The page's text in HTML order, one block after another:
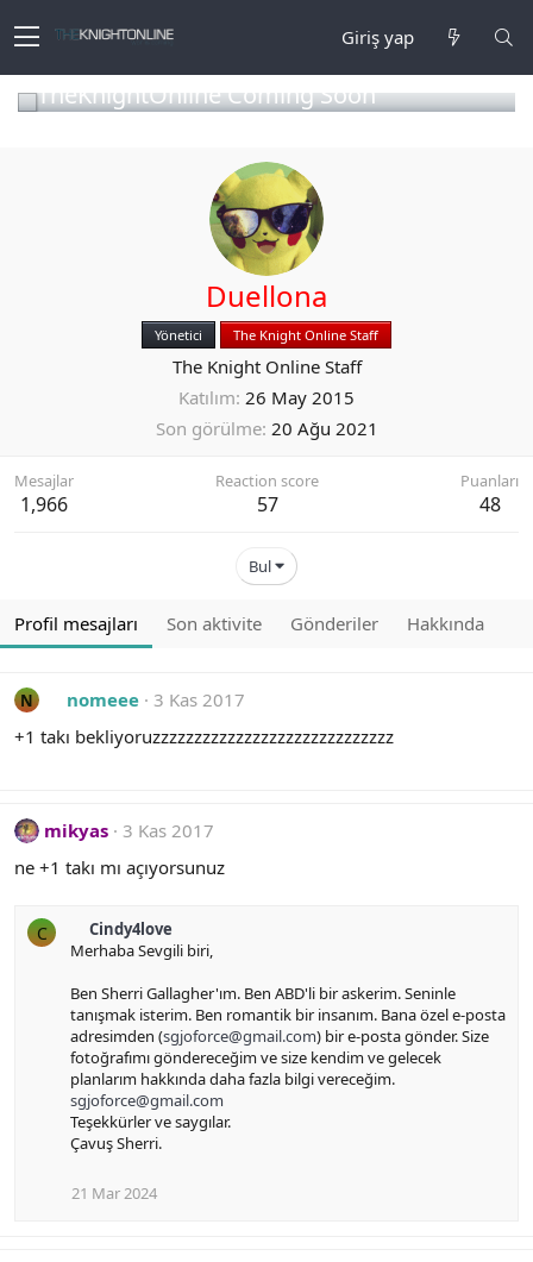
Giriş yap
TheKnightOnline Coming Soon
Duellona
Yönetici The Knight Online Staff
The Knight Online Staff
Katılım 26 May 2015
Son görülme 20 Ağu 2021
Mesajlar
1,966
Reaction score
57
Puanları
48
Bul
Profil mesajları Son aktivite Gönderiler Hakkında
N nomeee
3 Kas 2017
+1 takı bekliyoruzzzzzzzzzzzzzzzzzzzzzzzzzzzzz
mikyas
3 Kas 2017
ne +1 takı mı açıyorsunuz
C
Cindy4love
Merhaba Sevgili biri,
Ben Sherri Gallagher'ım. Ben ABD'li bir askerim. Seninle
tanışmak isterim. Ben romantik bir insanım. Bana özel e-posta
adresimden (sgjoforce@gmail.com) bir e-posta gönder. Size
fotoğrafımı göndereceğim ve size kendim ve gelecek
planlarım hakkında daha fazla bilgi vereceğim.
sgjoforce@gmail.com
Teşekkürler ve saygılar.
Çavuş Sherri.
21 Mar 2024